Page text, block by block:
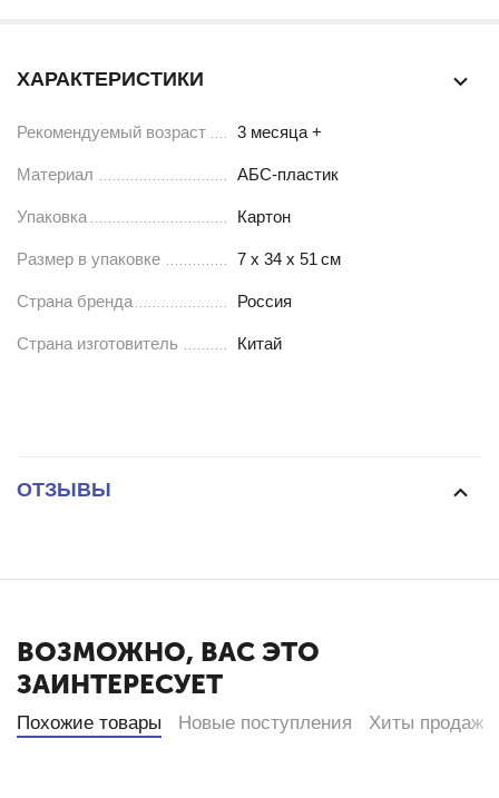
ХАРАКТЕРИСТИКИ
Рекомендуемый возраст 3 месяца +
Материал АБС-пластик
Упаковка Картон
Размер в упаковке 7 х 34 х 51 см
Страна бренда Россия
Страна изготовитель Китай
ОТЗЫВЫ
ВОЗМОЖНО, ВАС ЭТО
ЗАИНТЕРЕСУЕТ
Похожие товары Новые поступления Хиты продаж